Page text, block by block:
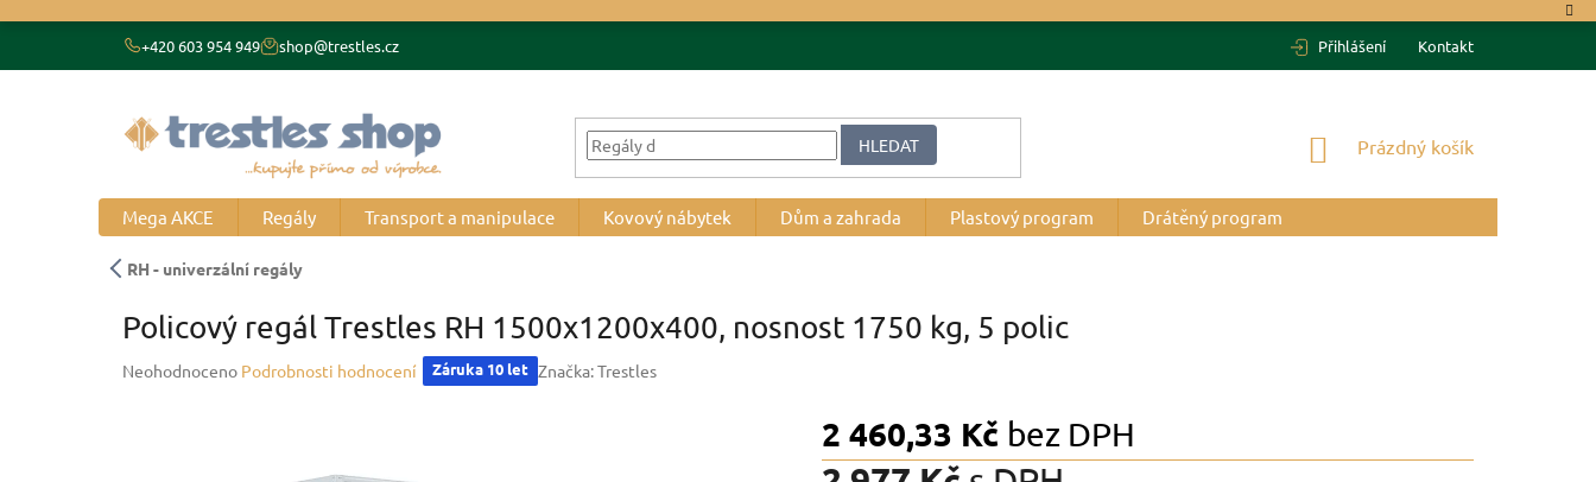
+420 603 954 949 shop@trestles.cz Přihlášení Kontakt
HLEDAT
NÁKUPNÍ
Prázdný košík
Mega AKCE Regály Transport a manipulace Kovový nábytek Dům a zahrada Plastový program Drátěný program
RH - univerzální regály
Policový regál Trestles RH 1500x1200x400, nosnost 1750 kg, 5 polic
Průměrné
Neohodnoceno Podrobnosti hodnocení Záruka 10 let Značka:Trestles
2 460,33 Kč bez DPH